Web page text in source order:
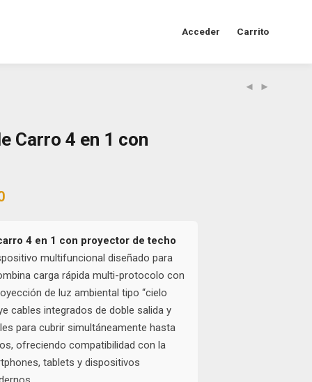
Acceder Carrito
Carro 4 en 1 con
Current
$32.000.
4 en 1 con proyector de techo
multifuncional diseñado para
carga rápida multi-protocolo con
de luz ambiental tipo “cielo
cables integrados de doble salida y
para cubrir simultáneamente hasta
ofreciendo compatibilidad con la
tablets y dispositivos